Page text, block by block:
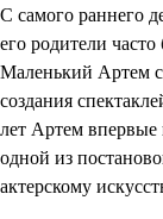
С самого раннего
его родители
Маленький Артем
создания
лет Артем
одной из
актерскому